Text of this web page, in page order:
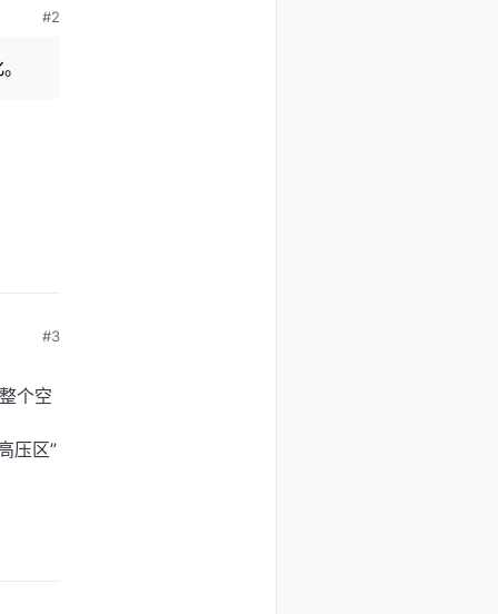
#2
#3
个空
压区”